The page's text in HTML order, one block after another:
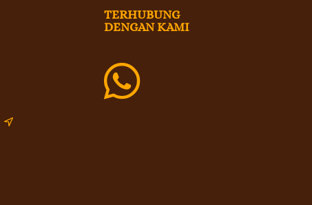
TERHUBUNG
DENGAN KAMI
